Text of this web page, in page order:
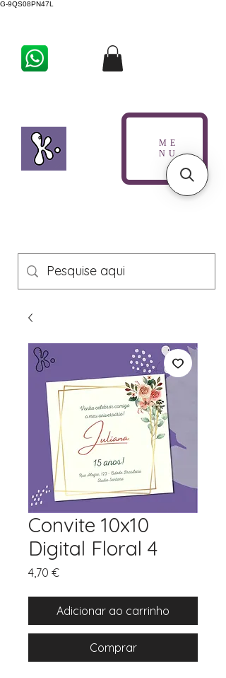
G-9QS08PN47L
ME
NU
Convite 10x10
Digital Floral 4
4,70 €Preço
Adicionar ao carrinho
Comprar